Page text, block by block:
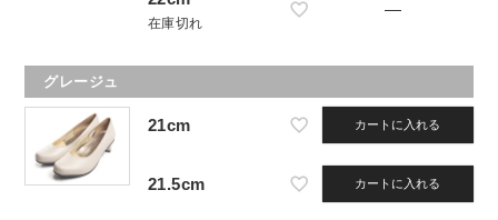
在庫切れ
—
グレージュ
21cm カートに入れる
21.5cm カートに入れる